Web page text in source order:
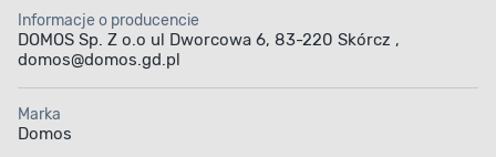
Informacje o producencie
DOMOS Sp. Z o.o ul Dworcowa 6, 83-220 Skórcz ,
domos@domos.gd.pl
Marka
Domos